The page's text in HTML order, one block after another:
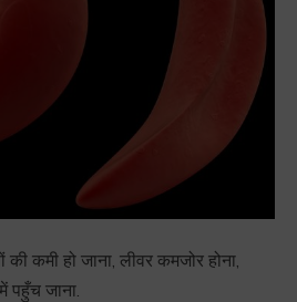
कमी हो जाना, लीवर कमजोर होना,
पहुँच जाना.